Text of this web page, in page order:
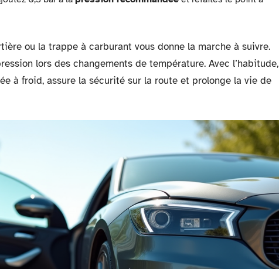
ou la trappe à carburant vous donne la marche à suivre.
lors des changements de température. Avec l’habitude,
à froid, assure la sécurité sur la route et prolonge la vie de